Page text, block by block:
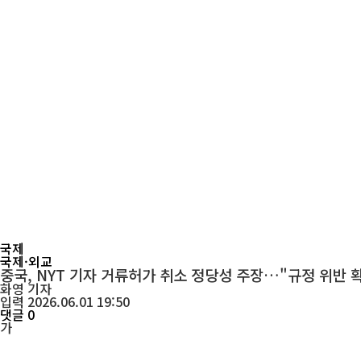
국제
국제·외교
중국, NYT 기자 거류허가 취소 정당성 주장…"규정 위반
화영기자
입력 2026.06.01 19:50
댓글 0
가